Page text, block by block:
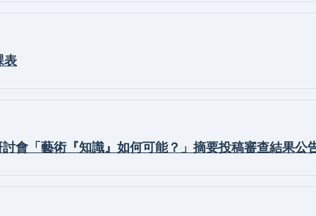
表
會「藝術『知識』如何可能？」摘要投稿審查結果公